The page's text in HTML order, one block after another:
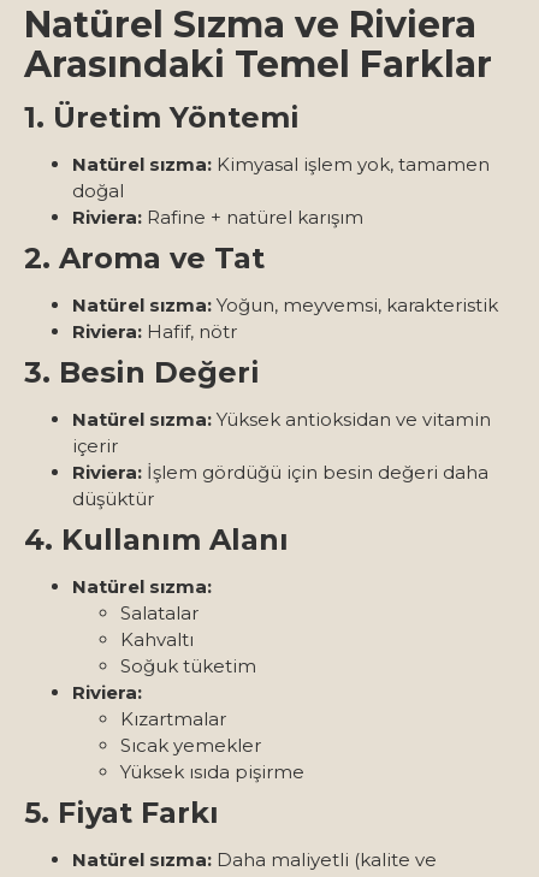
Natürel Sızma ve Riviera
Arasındaki Temel Farklar
1. Üretim Yöntemi
Natürel sızma: Kimyasal işlem yok, tamamen
doğal
Riviera: Rafine + natürel karışım
2. Aroma ve Tat
Natürel sızma: Yoğun, meyvemsi, karakteristik
Riviera: Hafif, nötr
3. Besin Değeri
Natürel sızma: Yüksek antioksidan ve vitamin
içerir
Riviera: İşlem gördüğü için besin değeri daha
düşüktür
4. Kullanım Alanı
Natürel sızma:
Salatalar
Kahvaltı
Soğuk tüketim
Riviera:
Kızartmalar
Sıcak yemekler
Yüksek ısıda pişirme
5. Fiyat Farkı
Natürel sızma: Daha maliyetli (kalite ve